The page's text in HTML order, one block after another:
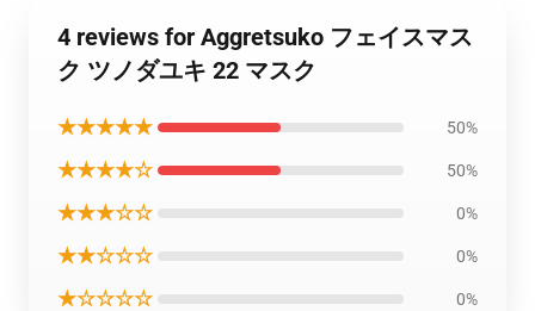
4 reviews for Aggretsuko フェイスマス
ク ツノダユキ 22 マスク
★★★★★ 50%
★★★★☆ 50%
★★★☆☆ 0%
★★☆☆☆ 0%
★☆☆☆☆ 0%